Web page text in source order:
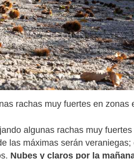
rachas muy fuertes en zonas
algunas rachas muy
las máximas serán
Nubes y claros por la